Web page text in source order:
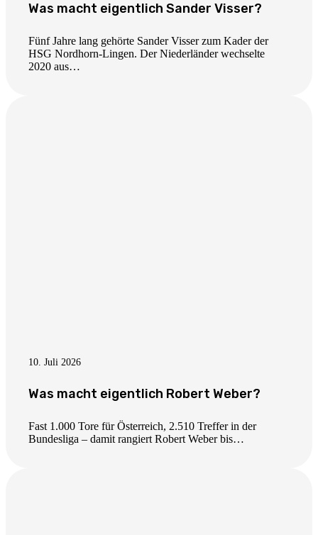
Was macht eigentlich Sander Visser?
Fünf Jahre lang gehörte Sander Visser zum Kader der
HSG Nordhorn-Lingen. Der Niederländer wechselte
2020 aus…
10. Juli 2026
Was macht eigentlich Robert Weber?
Fast 1.000 Tore für Österreich, 2.510 Treffer in der
Bundesliga – damit rangiert Robert Weber bis…